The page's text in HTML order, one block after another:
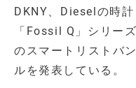
DKNY、Dieselの時
「Fossil Q」シリー
のスマートリストバ
ルを発表している。